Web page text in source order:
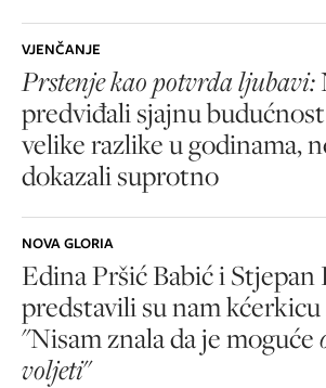
VJENČANJE
Prstenje kao potvrda ljubavi:
predviđali sjajnu
velike razlike u godinama,
dokazali suprotno
NOVA GLORIA
Edina Pršić Babić i Stjepan
predstavili su nam
"Nisam znala da je moguće
voljeti"